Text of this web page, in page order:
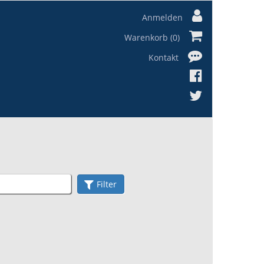
Anmelden
Warenkorb (0)
Kontakt